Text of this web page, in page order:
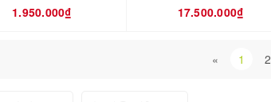
1.950.000₫
17.500.000₫
« 1 2